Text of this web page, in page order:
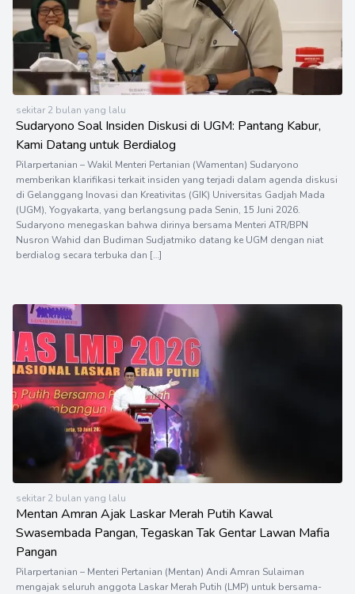
sekitar 2 bulan yang lalu
Sudaryono Soal Insiden Diskusi di UGM: Pantang Kabur,
Kami Datang untuk Berdialog
Pilarpertanian – Wakil Menteri Pertanian (Wamentan) Sudaryono
memberikan klarifikasi terkait insiden yang terjadi dalam agenda diskusi
di Gelanggang Inovasi dan Kreativitas (GIK) Universitas Gadjah Mada
(UGM), Yogyakarta, yang berlangsung pada Senin, 15 Juni 2026.
Sudaryono menegaskan bahwa dirinya bersama Menteri ATR/BPN
Nusron Wahid dan Budiman Sudjatmiko datang ke UGM dengan niat
berdialog secara terbuka dan […]
sekitar 2 bulan yang lalu
Mentan Amran Ajak Laskar Merah Putih Kawal
Swasembada Pangan, Tegaskan Tak Gentar Lawan Mafia
Pangan
Pilarpertanian – Menteri Pertanian (Mentan) Andi Amran Sulaiman
mengajak seluruh anggota Laskar Merah Putih (LMP) untuk bersama-